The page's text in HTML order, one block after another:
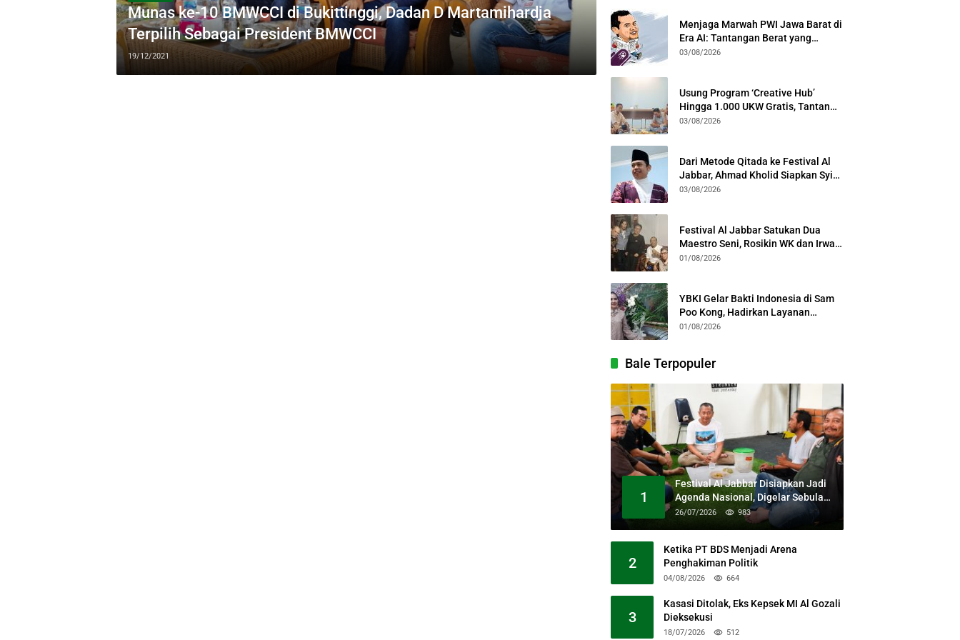
Munas ke-10 BMWCCI di Bukittinggi, Dadan D Martamihardja
Terpilih Sebagai President BMWCCI
19/12/2021
Menjaga Marwah PWI Jawa Barat di
Era AI: Tantangan Berat yang
Menuntut Solidaritas Lintas
03/08/2026
Usung Program ‘Creative Hub’
Hingga 1.000 UKW Gratis, Tantan
Sulthon Paparkan Visi PWI Jabar di
03/08/2026
Dari Metode Qitada ke Festival Al
Jabbar, Ahmad Kholid Siapkan Syiar
Al-Qur’an Lewat Nada
03/08/2026
Festival Al Jabbar Satukan Dua
Maestro Seni, Rosikin WK dan Irwan
Guntari Garap Pertunjukan Kolosal
01/08/2026
YBKI Gelar Bakti Indonesia di Sam
Poo Kong, Hadirkan Layanan
Kesehatan Gratis dan Dialog
01/08/2026
Bale Terpopuler
1
Festival Al Jabbar Disiapkan Jadi
Agenda Nasional, Digelar Sebulan
Penuh di Kawasan Masjid Raya Al
26/07/2026 983
2
Ketika PT BDS Menjadi Arena
Penghakiman Politik
04/08/2026 664
3
Kasasi Ditolak, Eks Kepsek MI Al Gozali
Dieksekusi
18/07/2026 512